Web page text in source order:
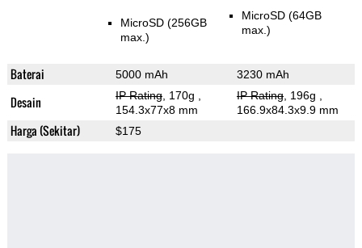
MicroSD (256GB
max.)
MicroSD (64GB
max.)
Baterai 5000 mAh 3230 mAh
Desain IP Rating, 170g
154.3x77x8 mm
IP Rating, 196g
166.9x84.3x9.9 mm
Harga (Sekitar) $175